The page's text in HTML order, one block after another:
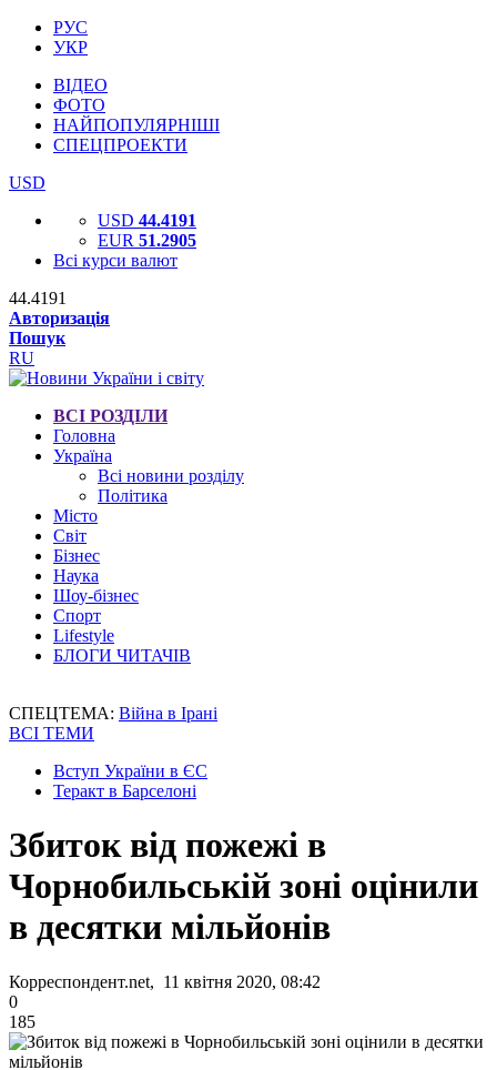
РУС
УКР
ВІДЕО
ФОТО
НАЙПОПУЛЯРНІШІ
СПЕЦПРОЕКТИ
USD
USD 44.4191
EUR 51.2905
Всі курси валют
44.4191
Авторизація
Пошук
RU
ВСІ РОЗДІЛИ
Головна
Україна
Всі новини розділу
Політика
Місто
Світ
Бізнес
Наука
Шоу-бізнес
Спорт
Lifestyle
БЛОГИ ЧИТАЧІВ
СПЕЦТЕМА: Війна в Ірані
ВСІ ТЕМИ
Вступ України в ЄС
Теракт в Барселоні
Збиток від пожежі в
Чорнобильській зоні оцінили
в десятки мільйонів
Корреспондент.net, 11 квітня 2020, 08:42
0
185